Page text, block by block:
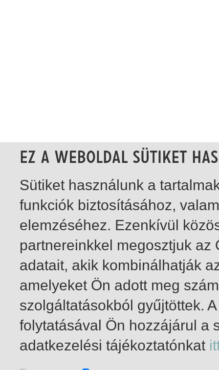
1-2 / insgesamt 2 Treffer
Sütiket használunk a
funkciók biztosításához,
elemzéséhez. Ezenkívül
partnereinkkel megosztjuk
adatait, akik kombinálhatják
amelyeket Ön adott meg
szolgáltatásokból gyűjtöttek.
folytatásával Ön hozzájárul a
adatkezelési tájékoztatónkat